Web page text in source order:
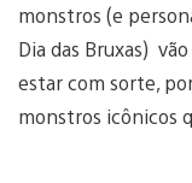
monstros (e
Dia das Bruxas)
estar com sorte,
monstros icônicos